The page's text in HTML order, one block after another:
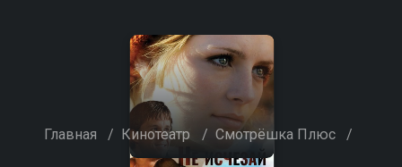
Главная / Кинотеатр / Смотрёшка Плюс /